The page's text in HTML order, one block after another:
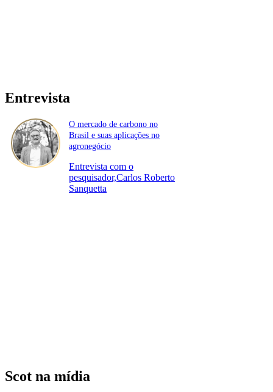
Entrevista
O mercado de carbono no
Brasil e suas aplicações no
agronegócio
Entrevista com o
pesquisador,Carlos Roberto
Sanquetta
Scot na mídia